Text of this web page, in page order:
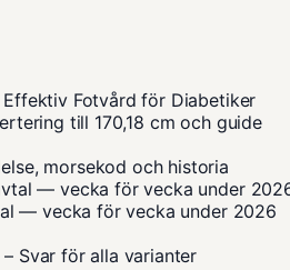
Effektiv Fotvård för Diabetiker
till 170,18 cm och guide
morsekod och historia
— vecka för vecka under 2026
Svar för alla varianter